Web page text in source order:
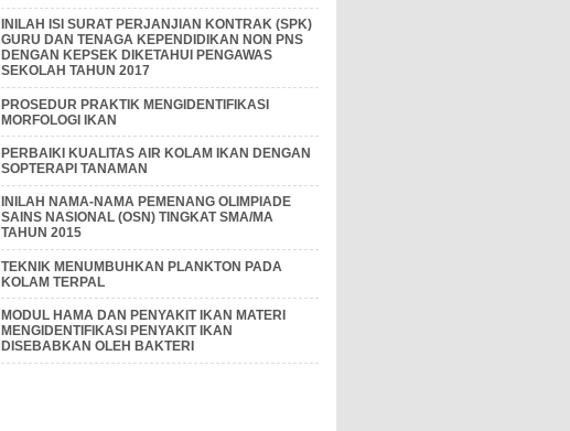
INILAH ISI SURAT PERJANJIAN KONTRAK (SPK)
GURU DAN TENAGA KEPENDIDIKAN NON PNS
DENGAN KEPSEK DIKETAHUI PENGAWAS
SEKOLAH TAHUN 2017
PROSEDUR PRAKTIK MENGIDENTIFIKASI
MORFOLOGI IKAN
PERBAIKI KUALITAS AIR KOLAM IKAN DENGAN
SOPTERAPI TANAMAN
INILAH NAMA-NAMA PEMENANG OLIMPIADE
SAINS NASIONAL (OSN) TINGKAT SMA/MA
TAHUN 2015
TEKNIK MENUMBUHKAN PLANKTON PADA
KOLAM TERPAL
MODUL HAMA DAN PENYAKIT IKAN MATERI
MENGIDENTIFIKASI PENYAKIT IKAN
DISEBABKAN OLEH BAKTERI